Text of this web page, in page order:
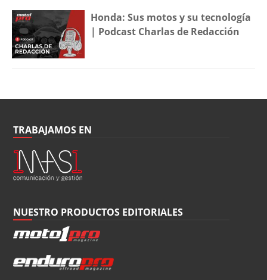
Honda: Sus motos y su tecnología
| Podcast Charlas de Redacción
TRABAJAMOS EN
NUESTRO PRODUCTOS EDITORIALES